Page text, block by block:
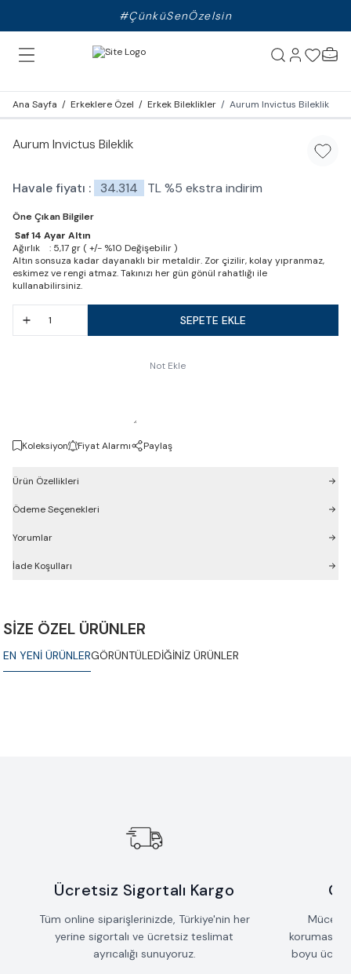
#ÇünküSenÖzelsin
Ana Sayfa / Erkeklere Özel / Erkek Bileklikler / Aurum Invictus Bileklik
Aurum Invictus Bileklik
Havale fiyatı : 34.314 TL%5 ekstra indirim
Öne Çıkan Bilgiler
Saf 14 Ayar Altın
Ağırlık : 5,17 gr ( +/- %10 Değişebilir )
Altın sonsuza kadar dayanaklı bir metaldir. Zor çizilir, kolay yıpranmaz,
eskimez ve rengi atmaz. Takınızı her gün gönül rahatlığı ile
kullanabilirsiniz.
SEPETE EKLE
Not Ekle
Koleksiyon Fiyat Alarmı Paylaş
Ürün Özellikleri
Ödeme Seçenekleri
Yorumlar
İade Koşulları
SİZE ÖZEL ÜRÜNLER
EN YENİ ÜRÜNLERGÖRÜNTÜLEDİĞİNİZ ÜRÜNLER
Ücretsiz Sigortalı Kargo
Tüm online siparişlerinizde, Türkiye'nin her
yerine sigortalı ve ücretsiz teslimat
ayrıcalığı sunuyoruz.
koruması
boyu